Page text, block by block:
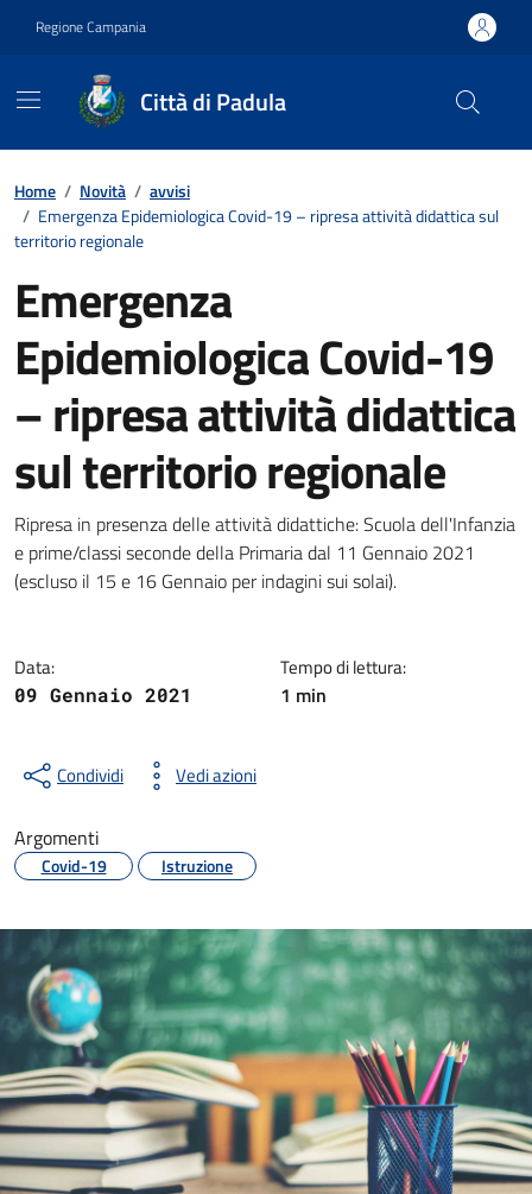
Regione Campania
Città di Padula
Contenuti in evidenza
Home / Novità / avvisi
/ Emergenza Epidemiologica Covid-19 – ripresa attività didattica sul
territorio regionale
Emergenza
Epidemiologica Covid-19
– ripresa attività didattica
sul territorio regionale
Dettagli della notizia
Ripresa in presenza delle attività didattiche: Scuola dell'Infanzia
e prime/classi seconde della Primaria dal 11 Gennaio 2021
(escluso il 15 e 16 Gennaio per indagini sui solai).
Data:
09 Gennaio 2021
Tempo di lettura:
1 min
Condividi Vedi azioni
Argomenti
Covid-19 Istruzione